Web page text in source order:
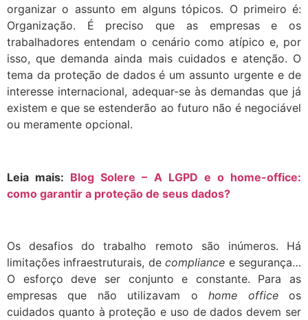
organizar o assunto em alguns tópicos. O primeiro é:
Organização. É preciso que as empresas e os
trabalhadores entendam o cenário como atípico e, por
isso, que demanda ainda mais cuidados e atenção. O
tema da proteção de dados é um assunto urgente e de
interesse internacional, adequar-se às demandas que já
existem e que se estenderão ao futuro não é negociável
ou meramente opcional.
Leia mais: Blog Solere – A LGPD e o home-office:
como garantir a proteção de seus dados?
Os desafios do trabalho remoto são inúmeros. Há
limitações infraestruturais, decompliance e segurança…
O esforço deve ser conjunto e constante. Para as
empresas que não utilizavam ohome officeos
cuidados quanto à proteção e uso de dados devem ser